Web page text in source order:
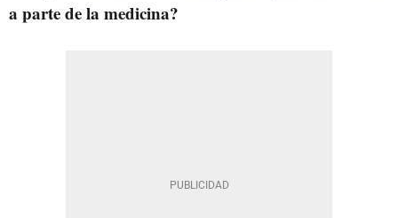
a parte de la medicina?